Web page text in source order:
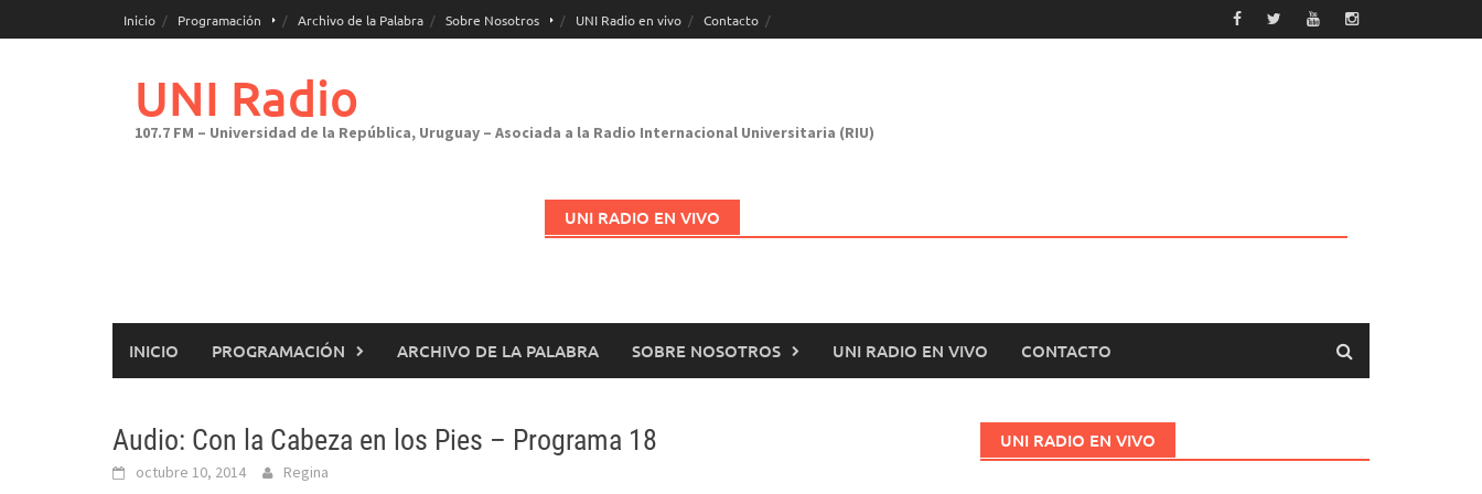
al
Inicio Programación Archivo de la Palabra Sobre Nosotros UNI Radio en vivo Contacto
UNI Radio
107.7 FM – Universidad de la República, Uruguay – Asociada a la Radio Internacional Universitaria (RIU)
UNI RADIO EN VIVO
INICIO PROGRAMACIÓN ARCHIVO DE LA PALABRA SOBRE NOSOTROS UNI RADIO EN VIVO CONTACTO
Audio: Con la Cabeza en los Pies – Programa 18
octubre 10, 2014 Regina
UNI RADIO EN VIVO